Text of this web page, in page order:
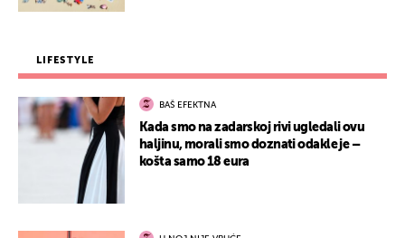
LIFESTYLE
BAŠ EFEKTNA
Kada smo na zadarskoj rivi ugledali ovu
haljinu, morali smo doznati odakle je –
košta samo 18 eura